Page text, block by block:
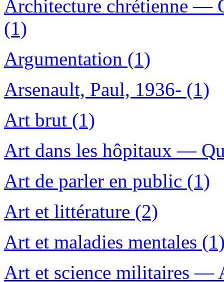
Architecture chrétienne —
(1)
Argumentation (1)
Arsenault, Paul, 1936- (1)
Art brut (1)
Art dans les hôpitaux —
Art de parler en public (1)
Art et littérature (2)
Art et maladies mentales
Art et science militaires —